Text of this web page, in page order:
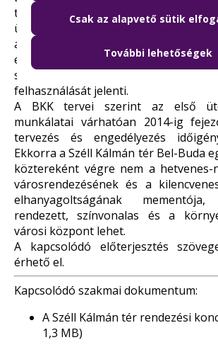
tendereztetését. A tervezés és a
ütemének költségei várhatóan 3-5
alakulnak, mely állami és fővárosi,
érintő budai észak-déli
szolgáló projekt révén – részben
felhasználását jelenti.
A BKK tervei szerint az első
munkálatai várhatóan 2014-ig
tervezés és engedélyezés
Ekkorra a Széll Kálmán tér Bel-Buda
köztereként végre nem a hetvenes-
városrendezésének és a
elhanyagoltságának
rendezett, színvonalas és a
városi központ lehet.
A kapcsolódó előterjesztés
érhető el.
Kapcsolódó szakmai dokumentum:
A Széll Kálmán tér rendezési
1,3 MB)
Csak az alapvető sütik
További lehetőségek